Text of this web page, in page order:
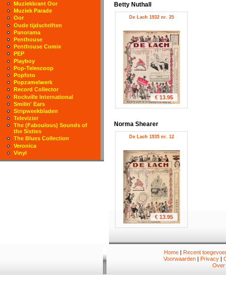
Betty Nuthall
De Lach 1932 nr. 25
€ 13.95
Norma Shearer
De Lach 1935 nr. 12
€ 13.95
Muziekkrant Oor
Muziek Parade
Oor
Oude tijdschriften
Panorama
Penthouse
Penthouse Comix
PEP
Playboy
Pop-Telescoop
Popfoto
Popzamelwerk
Record Collector
Rockville International
Smilin' Ears
Stripweekbladen
Televizier
The (Faboulous) Sounds of
the Sixties
The Blues Collection
Veronica
Vinyl
Home| Recent
Voorwaarden | Privacy |
Over